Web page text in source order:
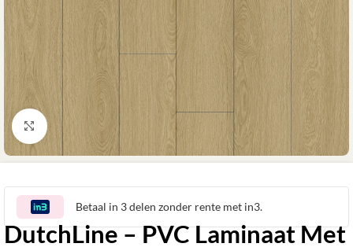
Klik om te vergroten
Betaal in 3 delen zonder rente met in3.
DutchLine – PVC Laminaat Met